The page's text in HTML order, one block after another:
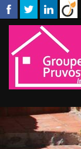
Accueil
Nos agences